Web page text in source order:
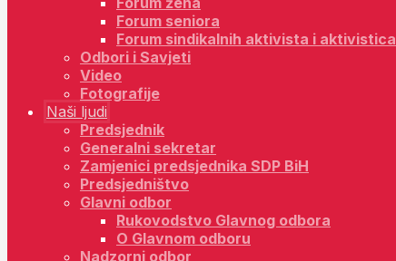
Forum seniora
Forum sindikalnih aktivista i aktivistica
Odbori i Savjeti
Video
Fotografije
Naši ljudi
Predsjednik
Generalni sekretar
Zamjenici predsjednika SDP BiH
Predsjedništvo
Glavni odbor
Rukovodstvo Glavnog odbora
O Glavnom odboru
Nadzorni odbor